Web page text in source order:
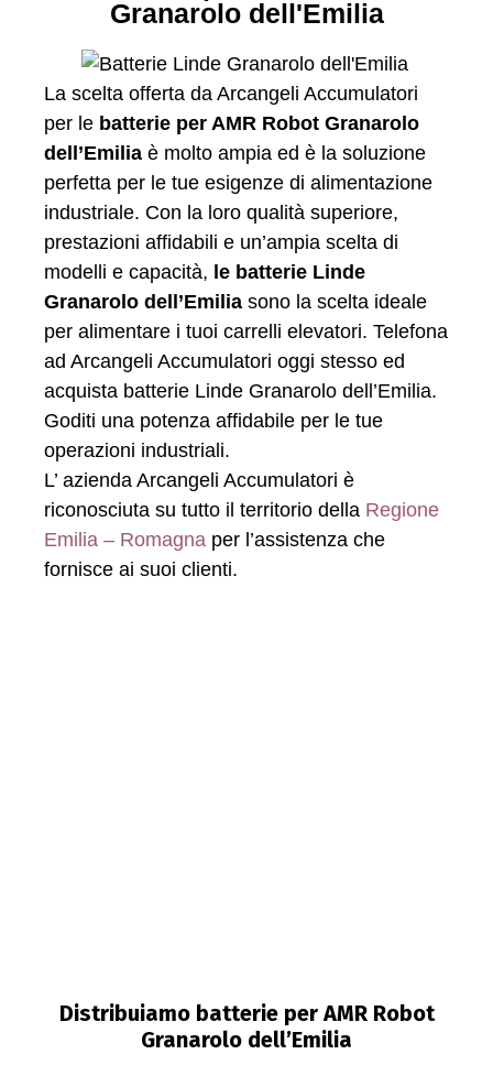
Granarolo dell'Emilia
La scelta offerta da Arcangeli Accumulatori
per le batterie per AMR Robot Granarolo
dell’Emilia è molto ampia ed è la soluzione
perfetta per le tue esigenze di alimentazione
industriale. Con la loro qualità superiore,
prestazioni affidabili e un’ampia scelta di
modelli e capacità, le batterie Linde
Granarolo dell’Emilia sono la scelta ideale
per alimentare i tuoi carrelli elevatori. Telefona
ad Arcangeli Accumulatori oggi stesso ed
acquista batterie Linde Granarolo dell’Emilia.
Goditi una potenza affidabile per le tue
operazioni industriali.
L’ azienda Arcangeli Accumulatori è
riconosciuta su tutto il territorio della Regione
Emilia – Romagna per l’assistenza che
fornisce ai suoi clienti.
Distribuiamo batterie per AMR Robot
Granarolo dell’Emilia